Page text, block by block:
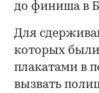
до финиша в
Для
которых
плакатами в
вызвать